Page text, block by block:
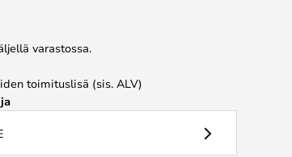
varastossa.
toimituslisä (sis. ALV)